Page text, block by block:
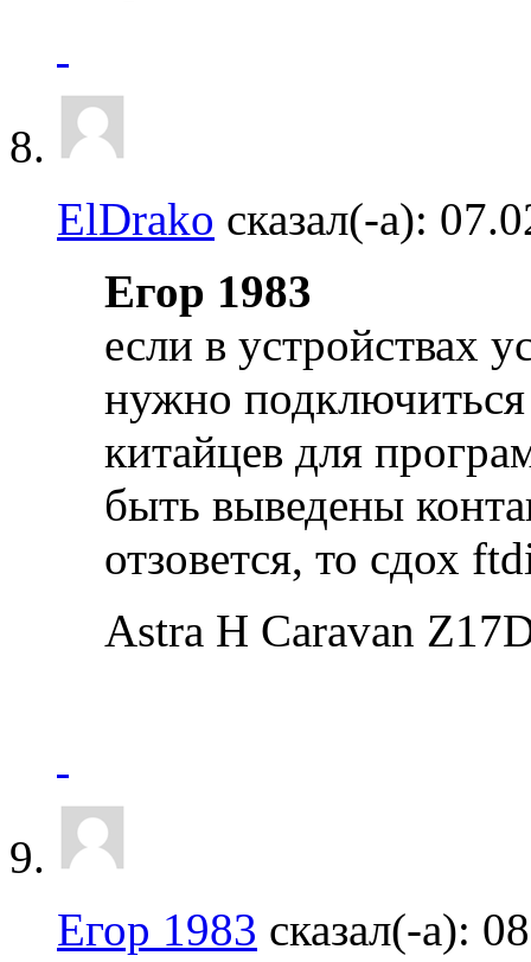
ElDrako сказал(-а):
Егор 1983
если в устройствах
нужно
китайцев для
быть выведены
отзовется, то сдох
Astra H Caravan
Егор 1983 сказал(-а):